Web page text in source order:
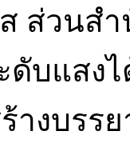
ส่วนส
ดับแสง
างบรร